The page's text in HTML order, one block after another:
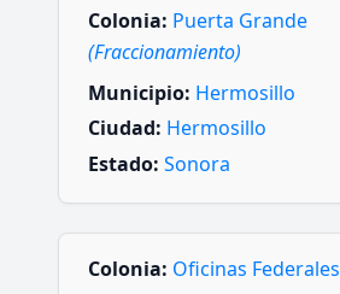
Colonia: Puerta Grande
(Fraccionamiento)
Municipio: Hermosillo
Ciudad: Hermosillo
Estado: Sonora
Colonia: Oficinas Federales